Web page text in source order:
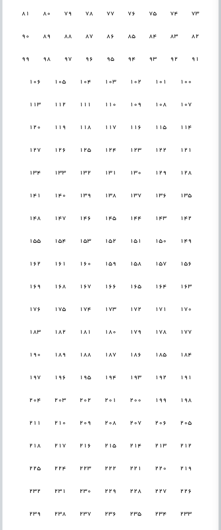
73
74
75
76
77
78
79
80
81
82
83
84
85
86
87
88
89
90
91
92
93
94
95
96
97
98
99
100
101
102
103
104
105
106
107
108
109
110
111
112
113
114
115
116
117
118
119
120
121
122
123
124
125
126
127
128
129
130
131
132
133
134
135
136
137
138
139
140
141
142
143
144
145
146
147
148
149
150
151
152
153
154
155
156
157
158
159
160
161
162
163
164
165
166
167
168
169
170
171
172
173
174
175
176
177
178
179
180
181
182
183
184
185
186
187
188
189
190
191
192
193
194
195
196
197
198
199
200
201
202
203
204
205
206
207
208
209
210
211
212
213
214
215
216
217
218
219
220
221
222
223
224
225
226
227
228
229
230
231
232
233
234
235
236
237
238
239